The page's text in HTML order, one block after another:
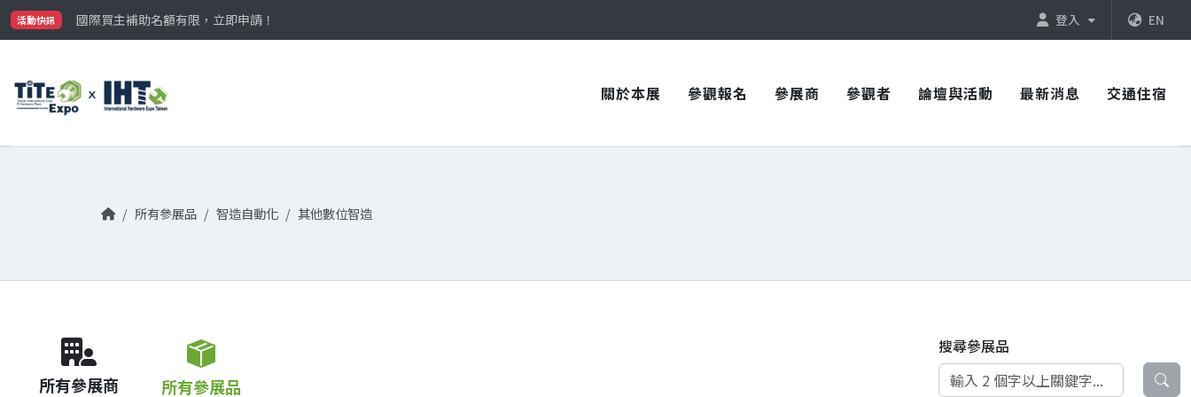
活動快訊
國際買主補助名額有限，立即申請！
參觀門票開放申請中‼️
登入 EN
關於本展 參觀報名 參展商 參觀者 論壇與活動 最新消息 交通住宿
所有參展品 智造自動化 其他數位智造
所有參展商 所有參展品
搜尋參展品